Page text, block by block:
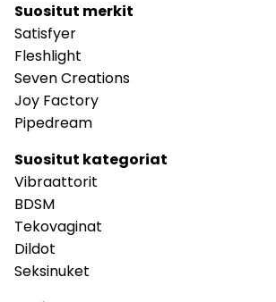
Suositut merkit
Satisfyer
Fleshlight
Seven Creations
Joy Factory
Pipedream
Suositut kategoriat
Vibraattorit
BDSM
Tekovaginat
Dildot
Seksinuket